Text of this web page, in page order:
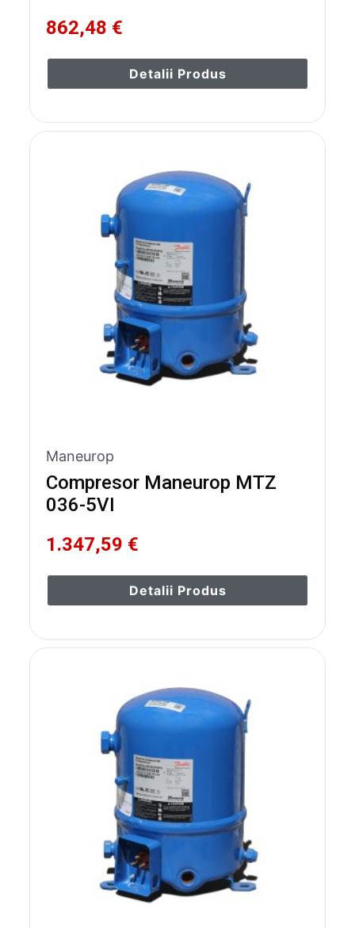
862,48 €
Detalii Produs
Maneurop
Compresor Maneurop MTZ
036-5VI
1.347,59 €
Detalii Produs